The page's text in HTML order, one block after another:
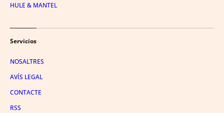
HULE & MANTEL
Servicios
NOSALTRES
AVÍS LEGAL
CONTACTE
RSS